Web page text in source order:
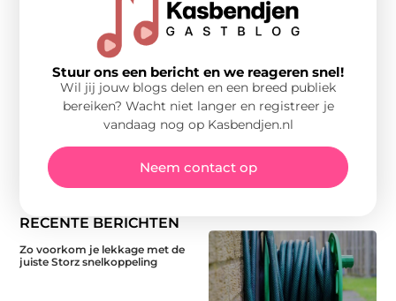
RECENTE BERICHTEN
Zo voorkom je lekkage met de
juiste Storz snelkoppeling
Stuur ons een bericht en we reageren snel!
Wil jij jouw blogs delen en een breed publiek
bereiken? Wacht niet langer en registreer je
vandaag nog op Kasbendjen.nl
Neem contact op